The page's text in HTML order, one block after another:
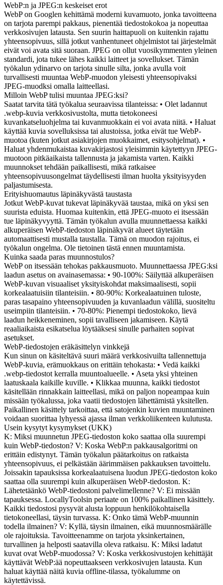
WebP:n ja JPEG:n keskeiset erot
WebP on Googlen kehittämä moderni kuvamuoto, jonka tavoitteena
on tarjota parempi pakkaus, pienentää tiedostokokoa ja nopeuttaa
verkkosivujen latausta. Sen suurin haittapuoli on kuitenkin rajattu
yhteensopivuus, sillä jotkut vanhentuneet ohjelmistot tai järjestelmät
eivät voi avata sitä suoraan. JPEG on ollut vuosikymmenten yleinen
standardi, jota tukee lähes kaikki laitteet ja sovellukset. Tämän
työkalun ydinarvo on tarjota sinulle silta, jonka avulla voit
turvallisesti muuntaa WebP-muodon yleisesti yhteensopivaksi
JPEG-muodksi omalla laitteellasi.
Milloin WebP tulisi muuntaa JPEG:ksi?
Saatat tarvita tätä työkalua seuraavissa tilanteissa: • Olet ladannut
.webp-kuvia verkkosivustolta, mutta tietokoneesi
kuvankatseluohjelma tai kuvanmuokkain ei voi avata niitä. • Haluat
käyttää kuvia sovelluksissa tai alustoissa, jotka eivät tue WebP-
muotoa (kuten jotkut asiakirjojen muokkaimet, esitysohjelmat). •
Haluat yhdenmukaistaa kuvakirjastosi yleisimmin käytettyyn JPEG-
muotoon pitkäaikaista tallennusta ja jakamista varten. Kaikki
muunnokset tehdään paikallisesti, mikä ratkaisee
yhteensopivuusongelmat täydellisesti ilman huolta yksityisyyden
paljastumisesta.
Erityishuomautus läpinäkyvästä taustasta
Jotkut WebP-kuvat tukevat läpinäkyvää taustaa, mikä on yksi sen
suurista eduista. Huomaa kuitenkin, että JPEG-muoto ei itsessään
tue läpinäkyvyyttä. Tämän työkalun avulla muunnettaessa kaikki
alkuperäisen WebP-tiedoston läpinäkyvät alueet täytetään
automaattisesti mustalla taustalla. Tämä on muodon rajoitus, ei
työkalun ongelma. Ole tietoinen tästä ennen muuntamista.
Kuinka saada paras muunnostulos?
WebP on itsessään tehokas pakkausmuoto. Muunnettaessa JPEG:ksi
laadun asetus on avainasemassa: • 90-100%: Säilyttää alkuperäisen
WebP-kuvan visuaaliset yksityiskohdat maksimaalisesti, sopii
korkealaatuisiin tilanteisiin. • 80-90%: Korkealaatuinen tuloste,
paras tasapaino yhteensopivuuden ja kuvanlaadun välillä, suositeltu
useimpiin tilanteisiin. • 70-80%: Pienempi tiedostokoko, lievä
laadun heikkeneminen, sopii tavalliseen jakamiseen. Käytä
reaaliaikaista esikatselua löytääksesi sinulle parhaiten sopivat
asetukset.
WebP-tiedostojen eräkäsittelyn vinkkejä
Kun sinun on käsiteltävä suuri määrä verkkosivuilta tallennettuja
WebP-kuvia, erämuokkaus on erittäin tehokasta: • Vedä kaikki
.webp-tiedostot kerralla muuntoalueelle. • Aseta yksi yhteinen
laatuskaala kaikille kuville. • Klikkaa muunna, kaikki tiedostot
käsitellään rinnakkain laitteellasi, mikä on paljon nopeampaa kuin
missään työkalussa, joka vaatii tiedostojen lähettämistä yksitellen.
Paikallinen käsittely tarkoittaa, että satojenkin kuvien muuntaminen
voidaan suorittaa lyhyessä ajassa ilman verkkoliikenteen kulutusta.
Usein kysytyt kysymykset (UKK)
K: Miksi muunnetun JPEG-tiedoston koko saattaa olla suurempi
kuin WebP-tiedoston? V: Koska WebP:n pakkausalgoritmi on
erittäin edistynyt. Tämän työkalun päätarkoitus on ratkaista
yhteensopivuus, ei pelkästään äärimmäisen pakkauksen tavoittelu.
Joissakin tapauksissa korkealaatuisena luodun JPEG-tiedoston koko
saattaa olla suurempi kuin alkuperäisen WebP-tiedoston. K:
Lähetetäänkö WebP-tiedostoni palvelimellenne? V: Ei missään
tapauksessa. LocallyToolsin periaate on 100% paikallinen käsittely.
Kaikki tiedostosi pysyvät alusta loppuun henkilökohtaisella
tietokoneellasi, täysin turvassa. K: Onko tämä WebP-muunnin
todella ilmainen? V: Kyllä, täysin ilmainen, eikä muunnosmäärälle
ole rajoituksia. Tavoitteenamme on tarjota yksinkertainen,
turvallinen ja helposti saatavilla oleva ratkaisu. K: Miksi ladatut
kuvat ovat WebP-muodossa? V: Koska verkkosivustojen kehittäjät
käyttävät WebP:ää nopeuttaakseen verkkosivujen latausta. Kun
haluat käyttää näitä kuvia offline-tilassa, työkalumme on
käytettävissä.